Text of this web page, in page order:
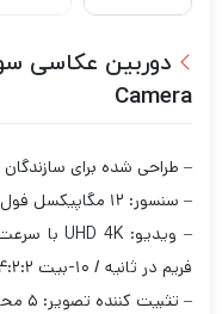
Camera
– طراحی شده برای
– سنسور: ۱۲ مگاپیکسل فول فریم Exmor R CMOS
فریم در ثانیه / ۱۰-بیت ۴:۲:۲
– تثبیت کننده تصویر: ۵ محوره SteadyShot